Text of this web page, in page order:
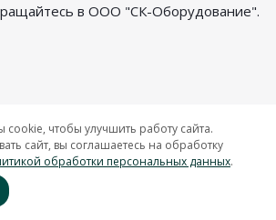
в ООО "СК-Оборудование".
чтобы улучшить работу сайта.
сайт, вы соглашаетесь на обработку
обработки персональных данных.